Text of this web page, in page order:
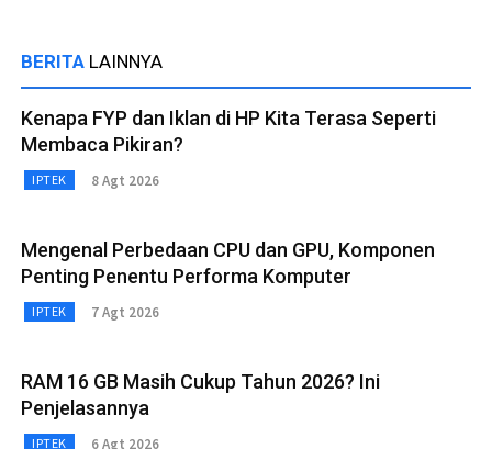
BERITA LAINNYA
Kenapa FYP dan Iklan di HP Kita Terasa Seperti
Membaca Pikiran?
IPTEK 8 Agt 2026
Mengenal Perbedaan CPU dan GPU, Komponen
Penting Penentu Performa Komputer
IPTEK 7 Agt 2026
RAM 16 GB Masih Cukup Tahun 2026? Ini
Penjelasannya
IPTEK 6 Agt 2026